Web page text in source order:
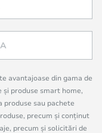
avantajoase din gama de
produse smart home,
produse sau pachete
precum și conținut
precum și solicitări de